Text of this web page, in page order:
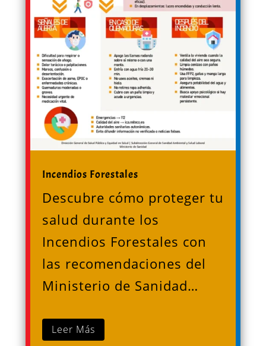
Incendios Forestales
Descubre cómo proteger tu
salud durante los
Incendios Forestales con
las recomendaciones del
Ministerio de Sanidad…
Leer Más